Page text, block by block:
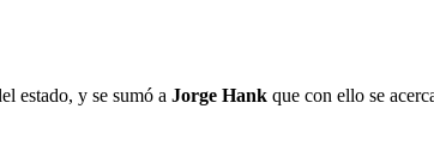
estado, y se sumó a Jorge Hank que con ello se